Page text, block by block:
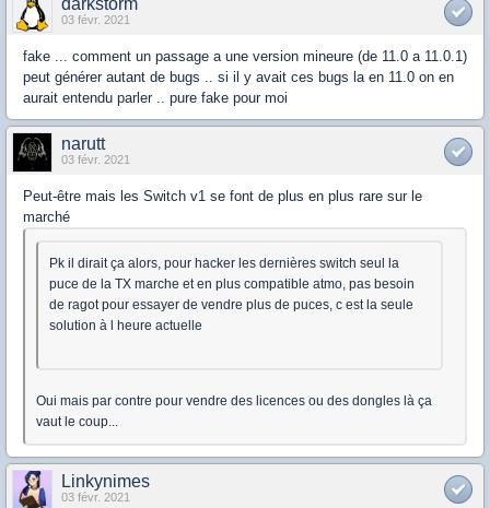
darkstorm
03 févr. 2021
fake ... comment un passage a une version mineure (de 11.0 a 11.0.1)
peut générer autant de bugs .. si il y avait ces bugs la en 11.0 on en
aurait entendu parler .. pure fake pour moi
narutt
03 févr. 2021
Peut-être mais les Switch v1 se font de plus en plus rare sur le
marché
Pk il dirait ça alors, pour hacker les dernières switch seul la
puce de la TX marche et en plus compatible atmo, pas besoin
de ragot pour essayer de vendre plus de puces, c est la seule
solution à l heure actuelle
Oui mais par contre pour vendre des licences ou des dongles là ça
vaut le coup...
Linkynimes
03 févr. 2021